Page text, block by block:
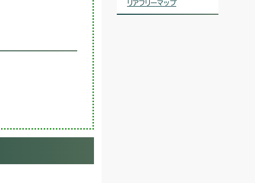
リアフリーマップ